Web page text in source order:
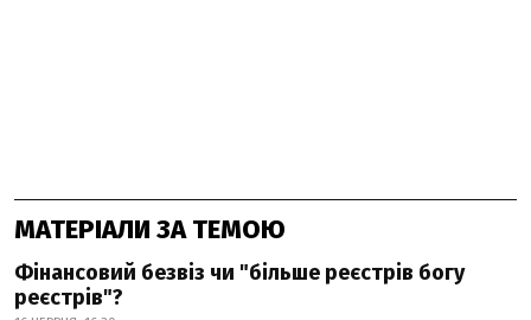
МАТЕРІАЛИ ЗА ТЕМОЮ
Фінансовий безвіз чи "більше реєстрів богу
реєстрів"?